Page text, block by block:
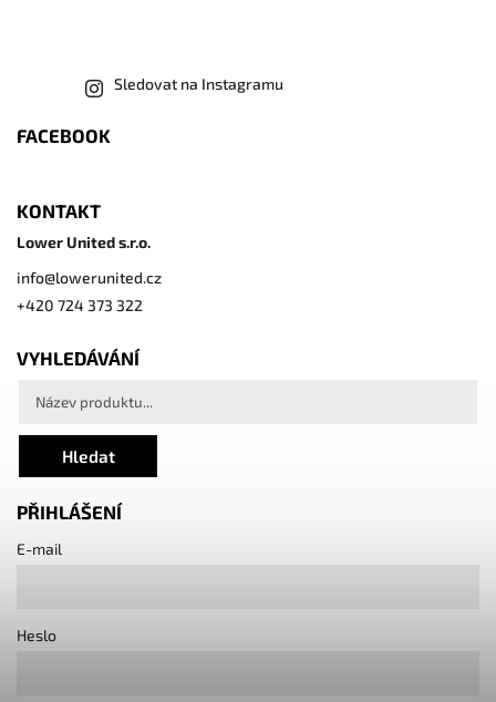
Sledovat na Instagramu
FACEBOOK
KONTAKT
Lower United s.r.o.
info@lowerunited.cz
+420 724 373 322
VYHLEDÁVÁNÍ
Hledat
PŘIHLÁŠENÍ
E-mail
Heslo